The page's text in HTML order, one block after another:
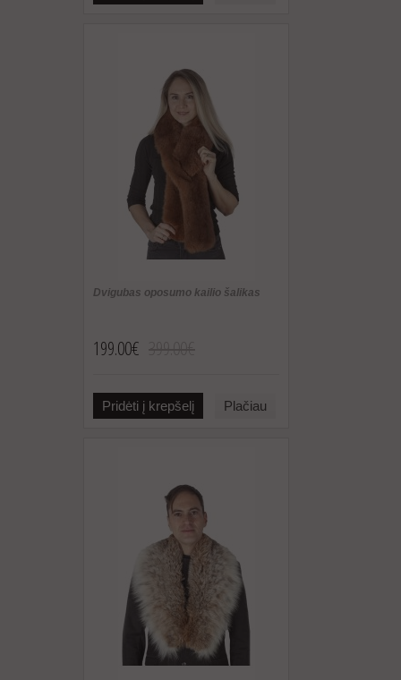
Dvigubas oposumo kailio šalikas
199.00€
Pridėti į krepšelį Plačiau